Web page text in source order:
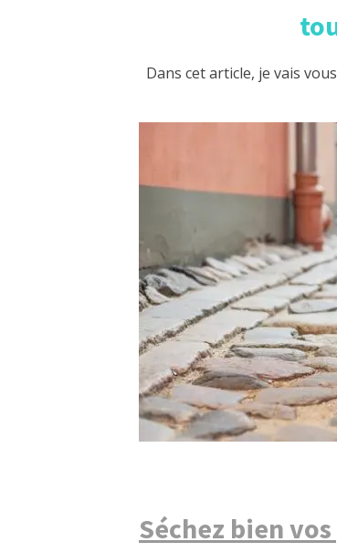
Dans cet article, je vais
Séchez bien